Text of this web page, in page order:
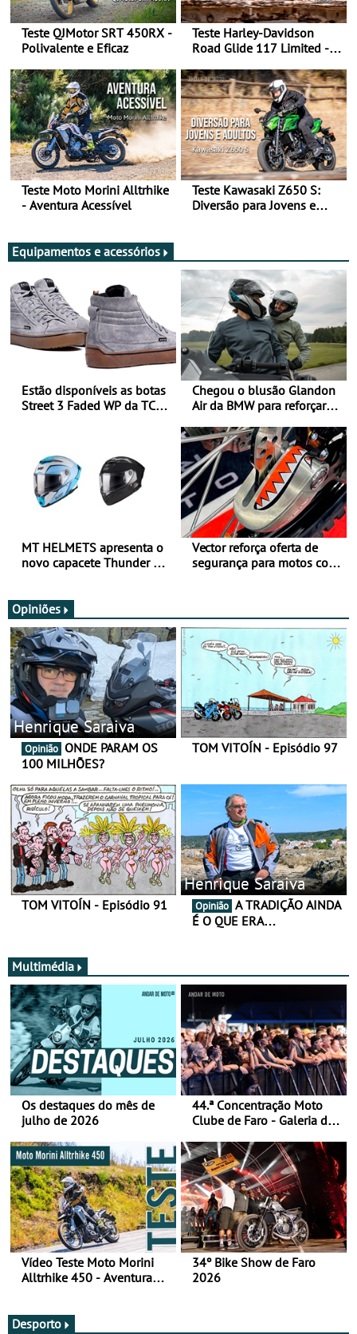
Teste QJMotor SRT 450RX -
Polivalente e Eficaz
Teste Harley-Davidson
Road Glide 117 Limited - A
Teste Moto Morini Alltrhike
- Aventura Acessível
Teste Kawasaki Z650 S:
Diversão para Jovens e
Equipamentos e acessórios
Estão disponíveis as botas
Street 3 Faded WP da TCX
Chegou o blusão Glandon
Air da BMW para reforçar
verão
MT HELMETS apresenta o
novo capacete Thunder 4 R
Vector reforça oferta de
segurança para motos com
Opiniões
Henrique Saraiva
Opinião
100 MILHÕES?
TOM VITOÍN - Episódio 97
TOM VITOÍN - Episódio 91
Henrique Saraiva
Opinião
É O QUE ERA…
Multimédia
Os destaques do mês de
julho de 2026
44.ª Concentração Moto
Clube de Faro - Galeria de
Vídeo Teste Moto Morini
Alltrhike 450 - Aventura
34º Bike Show de Faro
2026
Desporto